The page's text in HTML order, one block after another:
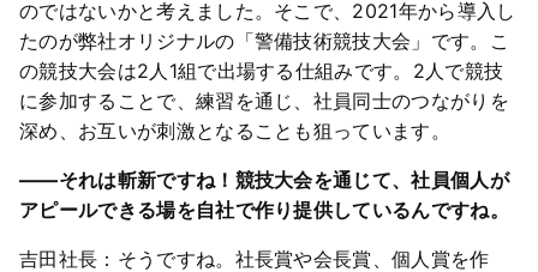
のではないかと考えました。そこで、2021年から導入し
たのが弊社オリジナルの「警備技術競技大会」です。こ
の競技大会は2人1組で出場する仕組みです。2人で競技
に参加することで、練習を通じ、社員同士のつながりを
深め、お互いが刺激となることも狙っています。
――それは斬新ですね！競技大会を通じて、社員個人が
アピールできる場を自社で作り提供しているんですね。
吉田社長：そうですね。社長賞や会長賞、個人賞を作